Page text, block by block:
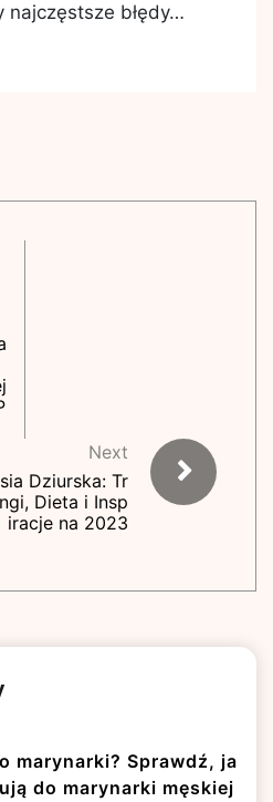
najczęstsze błędy…
Next
Dziurska: Tr
Dieta i Insp
iracje na 2023
marynarki? Sprawdź, ja
do marynarki męskiej